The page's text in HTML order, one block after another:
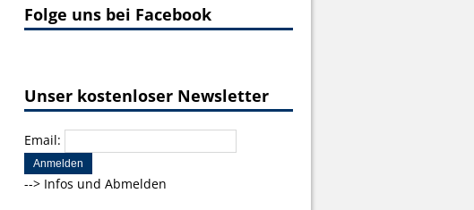
Folge uns bei Facebook
Unser kostenloser Newsletter
Email:
--> Infos und Abmelden